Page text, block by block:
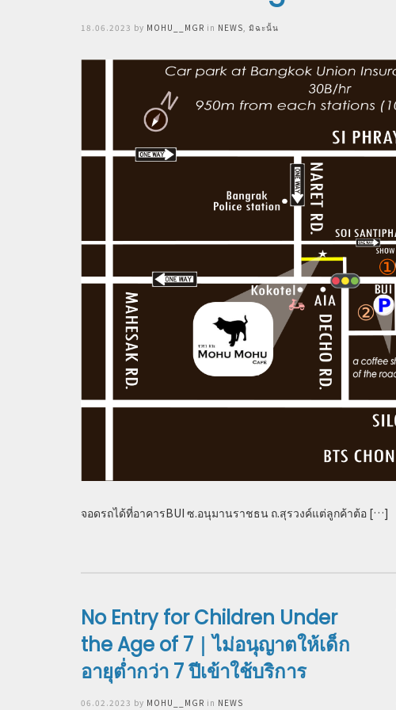
Posted
18.06.2023 by MOHU__MGR in NEWS, มิฉะนั้น
จอดรถได้ที่อาคารBUI ซ.อนุมานราชธน ถ.สุรวงค์แต่ลูกค้าต้อ […]
No Entry for Children Under
the Age of 7｜ไม่อนุญาตให้เด็ก
อายุต่ำกว่า 7 ปีเข้าใช้บริการ
Posted
06.02.2023 by MOHU__MGR in NEWS